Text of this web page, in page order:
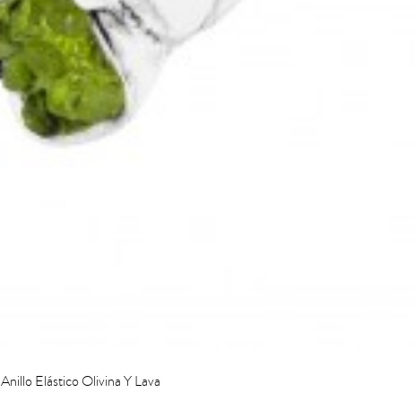
Anillo Elástico Olivina Y Lava